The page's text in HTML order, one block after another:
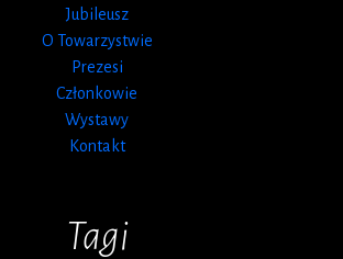
Jubileusz
O Towarzystwie
Prezesi
Członkowie
Wystawy
Kontakt
Tagi